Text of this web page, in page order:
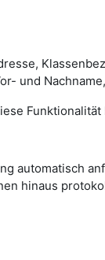
und
Funktionalität
automatisch
hinaus